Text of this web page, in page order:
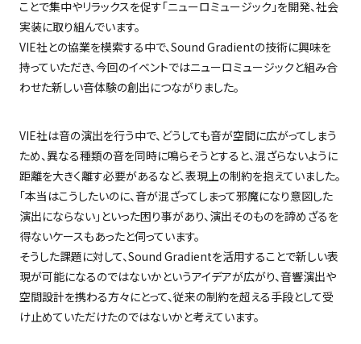
ことで集中やリラックスを促す「ニューロミュージック」を開発、社会
実装に取り組んでいます。
VIE社との協業を模索する中で、Sound Gradientの技術に興味を
持っていただき、今回のイベントではニューロミュージックと組み合
わせた新しい音体験の創出につながりました。
VIE社は音の演出を行う中で、どうしても音が空間に広がってしまう
ため、異なる種類の音を同時に鳴らそうとすると、混ざらないように
距離を大きく離す必要があるなど、表現上の制約を抱えていました。
「本当はこうしたいのに、音が混ざってしまって邪魔になり意図した
演出にならない」といった困り事があり、演出そのものを諦めざるを
得ないケースもあったと伺っています。
そうした課題に対して、Sound Gradientを活用することで新しい表
現が可能になるのではないかというアイデアが広がり、音響演出や
空間設計を携わる方々にとって、従来の制約を超える手段として受
け止めていただけたのではないかと考えています。